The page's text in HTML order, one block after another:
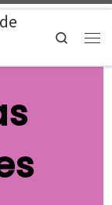
Search